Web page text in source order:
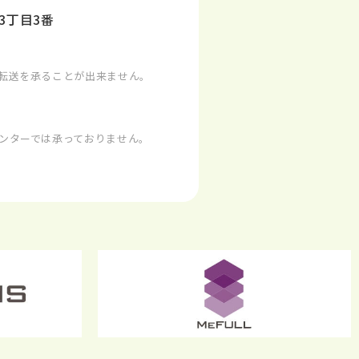
目3番
を承ることが出来ません。
ーでは承っておりません。